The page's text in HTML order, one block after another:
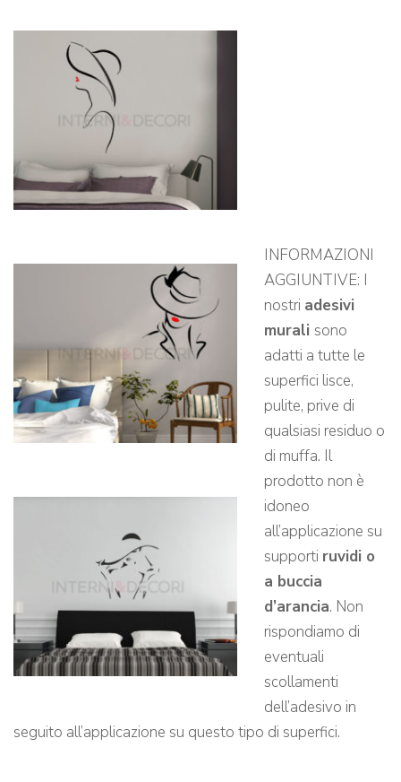
INFORMAZIONI
AGGIUNTIVE: I
nostri adesivi
murali sono
adatti a tutte le
superfici lisce,
pulite, prive di
qualsiasi residuo o
di muffa. Il
prodotto non è
idoneo
all’applicazione su
supporti ruvidi o
a buccia
d’arancia. Non
rispondiamo di
eventuali
scollamenti
dell’adesivo in
seguito all’applicazione su questo tipo di superfici.